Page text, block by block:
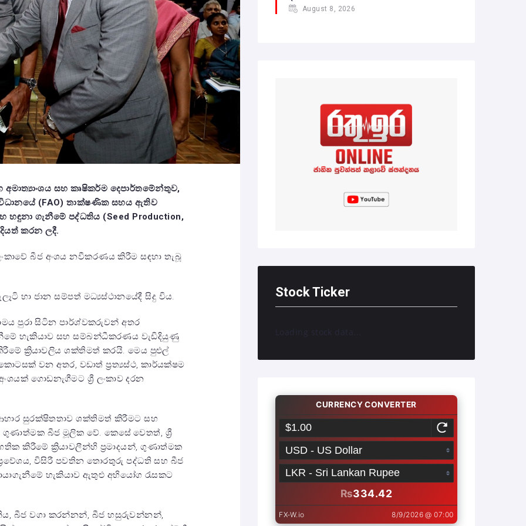
අමාත්‍යාංශය සහ කෘෂිකර්ම දෙපාර්තමේන්තුව,
(FAO)තාක්ෂණික සහය ඇතිව
හඳුනා ගැනීමේ පද්ධතිය (Seed Production,
දියත් කරන ලදී.
බීජ අංශය නවීකරණය කිරීම සඳහා තැබූ
හා ජාන සම්පත් මධ්‍යස්ථානයේදී සිදු විය.
පුරා සිටින පාර්ශ්වකරුවන් අතර
හැකියාව සහ සම්බන්ධීකරණය වැඩිදියුණු
ක්‍රියාවලිය ශක්තිමත් කරයි. මෙය පුළුල්
කොටසක් වන අතර, වඩාත් ප්‍රත්‍යස්ථ, කාර්යක්ෂම
ගොඩනැගීමට ශ්‍රී ලංකාව දරන
ආහාර සුරක්ෂිතතාව ශක්තිමත් කිරීමට සහ
බීජ මූලික වේ. කෙසේ වෙතත්, ශ්‍රී
කිරීමේ ක්‍රියාවලීන්හි ප්‍රමාදයන්, ගුණාත්මක
විසිරී පවතින තොරතුරු පද්ධති සහ බීජ
හැකියාව ඇතුළු අභියෝග රැසකට
බීජ වගා කරන්නන්, බීජ හසුරුවන්නන්,
August 8, 2026
Stock Ticker
Loading stock data...